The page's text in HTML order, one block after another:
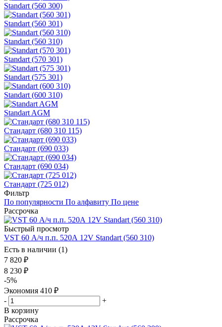
Standart (560 300)
Standart (560 301)
Standart (560 310)
Standart (570 301)
Standart (575 301)
Standart (600 310)
Standart AGM
Стандарт (680 310 115)
Стандарт (690 033)
Стандарт (690 034)
Стандарт (725 012)
Фильтр
По популярности По алфавиту По цене
Рассрочка
Быстрый просмотр
VST 60 А/ч п.п. 520А 12V Standart (560 310)
Есть в наличии (1)
7 820 ₽
8 230 ₽
-5%
Экономия 410 ₽
-
+
В корзину
Рассрочка